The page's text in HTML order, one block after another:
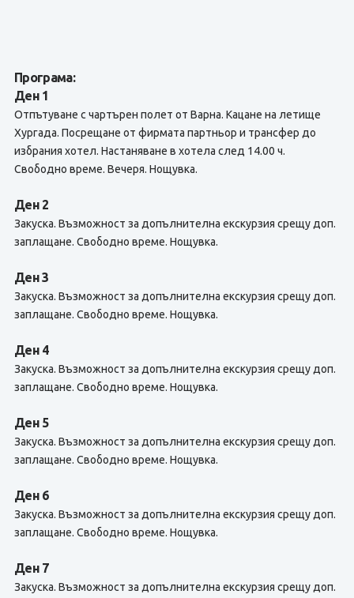
Програма:
Ден 1
Отпътуване с чартърен полет от Варна. Кацане на летище
Хургада. Посрещане от фирмата партньор и трансфер до
избрания хотел. Настаняване в хотела след 14.00 ч.
Свободно време. Вечеря. Нощувка.
Ден 2
Закуска. Възможност за допълнителна екскурзия срещу доп.
заплащане. Свободно време. Нощувка.
Ден 3
Закуска. Възможност за допълнителна екскурзия срещу доп.
заплащане. Свободно време. Нощувка.
Ден 4
Закуска. Възможност за допълнителна екскурзия срещу доп.
заплащане. Свободно време. Нощувка.
Ден 5
Закуска. Възможност за допълнителна екскурзия срещу доп.
заплащане. Свободно време. Нощувка.
Ден 6
Закуска. Възможност за допълнителна екскурзия срещу доп.
заплащане. Свободно време. Нощувка.
Ден 7
Закуска. Възможност за допълнителна екскурзия срещу доп.